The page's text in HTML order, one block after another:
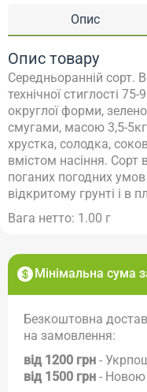
Мінімальна сума
Безкоштовна
на замовлення:
від 1200 грн -
від 1500 грн -
Опис
Опис товару
Середньоранній сорт.
технічної стиглості
округлої форми,
смугами, масою 3,5-
хрустка, солодка,
вмістом насіння. Сорт
поганих погодних
відкритому грунті і в
Вага нетто: 1.00 г